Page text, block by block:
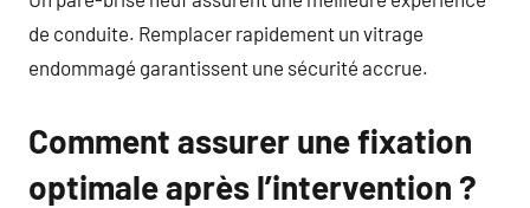
de conduite. Remplacer rapidement un vitrage
endommagé garantissent une sécurité accrue.
Comment assurer une fixation
optimale après l’intervention ?